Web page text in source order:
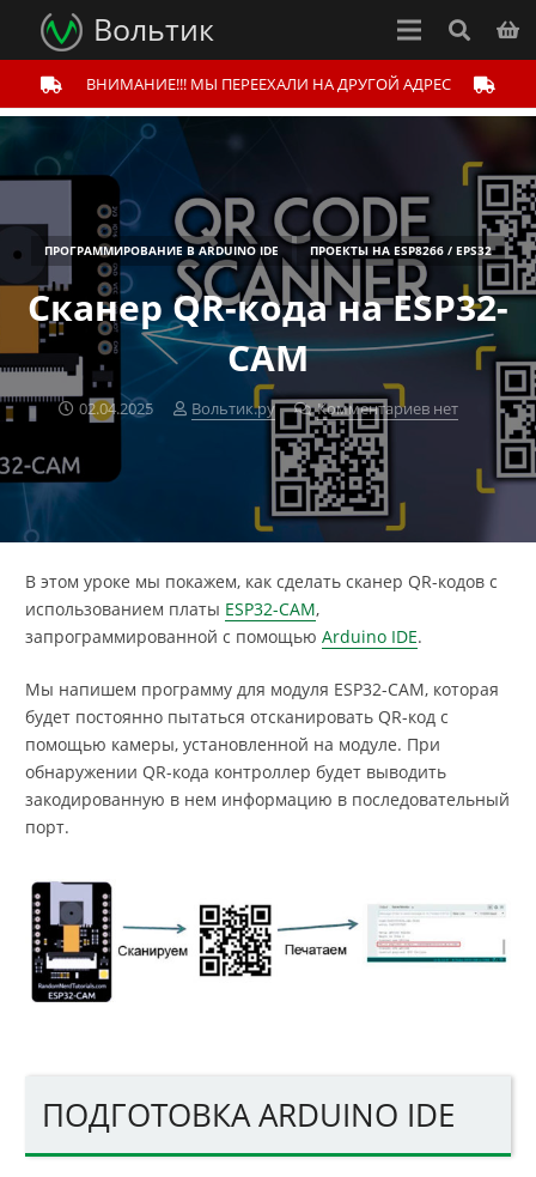
Вольтик
ВНИМАНИЕ!!! МЫ ПЕРЕЕХАЛИ НА ДРУГОЙ АДРЕС
Сканер QR-кода на ESP32-
CAM
02.04.2025 Вольтик.ру
ПРОГРАММИРОВАНИЕ В ARDUINO IDE ПРОЕКТЫ НА ESP8266 / EPS32
Комментариев нет
В этом уроке мы покажем, как сделать сканер QR-кодов с
использованием платы ESP32-CAM,
запрограммированной с помощью Arduino IDE.
Мы напишем программу для модуля ESP32-CAM, которая
будет постоянно пытаться отсканировать QR-код с
помощью камеры, установленной на модуле. При
обнаружении QR-кода контроллер будет выводить
закодированную в нем информацию в последовательный
порт.
ПОДГОТОВКА ARDUINO IDE